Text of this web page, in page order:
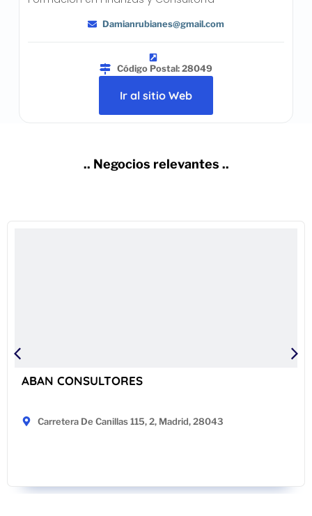
Damianrubianes@gmail.com
Código Postal: 28049
Ir al sitio Web
.. Negocios relevantes ..
ABAN CONSULTORES
Carretera De Canillas 115, 2, Madrid, 28043